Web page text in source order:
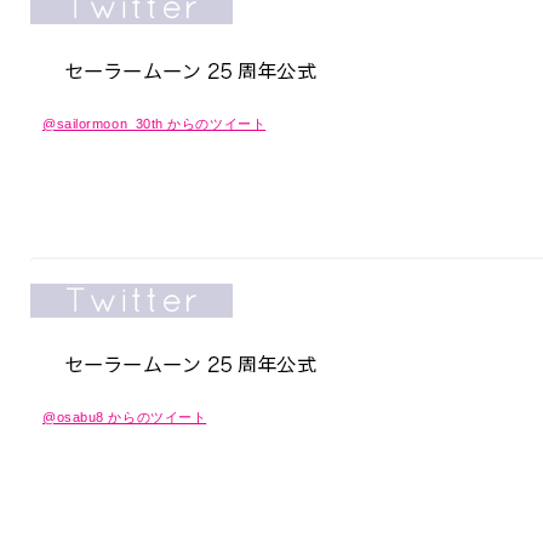
@sailormoon_30th からのツイート
@osabu8 からのツイート